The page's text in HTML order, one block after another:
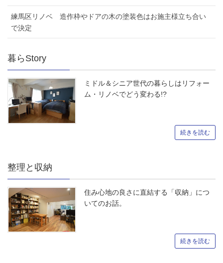
練馬区リノベ 造作枠やドアの木の塗装色はお施主様立ち合い
で決定
暮らStory
ミドル＆シニア世代の暮らしはリフォー
ム・リノベでどう変わる!?
続きを読む
整理と収納
住み心地の良さに直結する「収納」につ
いてのお話。
続きを読む